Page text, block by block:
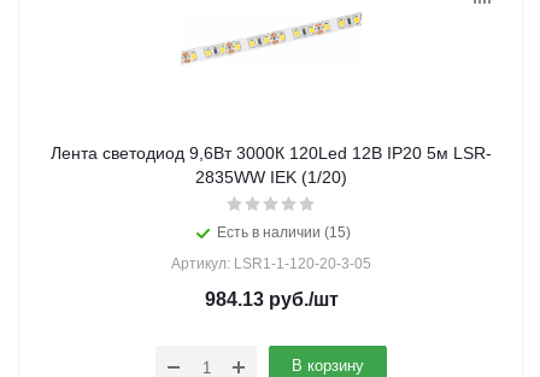
Лента светодиод 9,6Вт 3000К 120Led 12В IP20 5м LSR-
2835WW IEK (1/20)
Есть в наличии (15)
Артикул: LSR1-1-120-20-3-05
984.13руб./шт
В корзину